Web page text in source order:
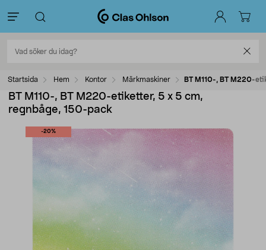
Startsida Hem Kontor Märkmaskiner BT M110-, BT M220-
BT M110-, BT M220-etiketter, 5 x 5 cm,
regnbåge, 150-pack
-20%